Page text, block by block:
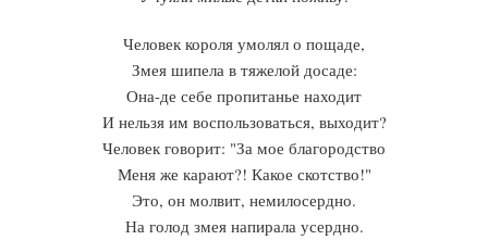
Человек короля умолял о пощаде,
Змея шипела в тяжелой досаде:
Она-де себе пропитанье находит
И нельзя им воспользоваться, выходит?
Человек говорит: "За мое благородство
Меня же карают?! Какое скотство!"
Это, он молвит, немилосердно.
На голод змея напирала усердно.